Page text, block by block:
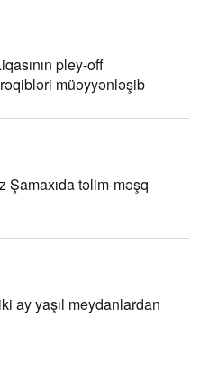
pley-off
müəyyənləşib
Şamaxıda təlim-məşq
ay yaşıl meydanlardan